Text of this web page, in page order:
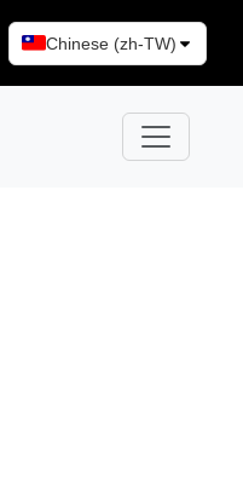
Chinese (zh-TW)